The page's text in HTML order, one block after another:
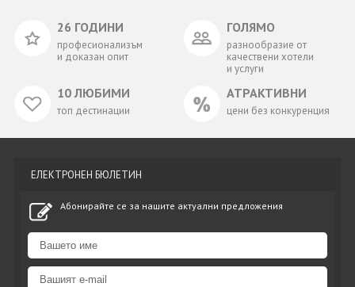
26 ГОДИНИ
професионализъм
и доказан опит
ГОЛЯМО
разнообразие от
качествени хотели
и услуги
10 ЛЮБИМИ
топ дестинации
АТРАКТИВНИ
цени без конкуренция
ЕЛЕКТРОНЕН БЮЛЕТИН
Абонирайте се за нашите актуални предложения